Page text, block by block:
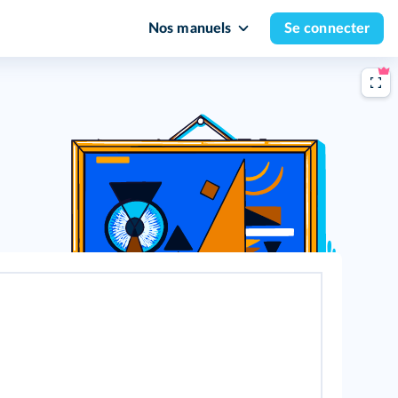
Nos manuels Se connecter